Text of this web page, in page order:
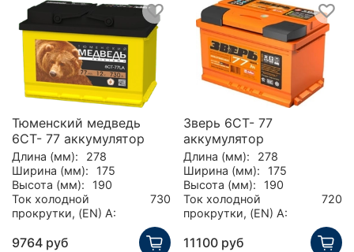
Тюменский медведь
6CT- 77 аккумулятор
Длина (мм):
278
Ширина (мм):
175
Высота (мм):
190
Ток холодной
прокрутки, (EN) А:
730
9764 руб
Зверь 6СТ- 77
аккумулятор
Длина (мм):
278
Ширина (мм):
175
Высота (мм):
190
Ток холодной
прокрутки, (EN) А:
720
11100 руб